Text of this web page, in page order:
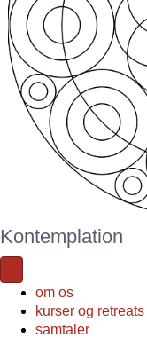
Kontemplation
om os
kurser og retreats
samtaler